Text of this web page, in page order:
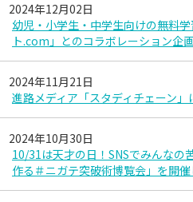
2024年12月02日
幼児・小学生・中学生向けの無料
ト.com」とのコラボレーション企
2024年11月21日
進路メディア「スタディチェーン
2024年10月30日
10/31は天才の日！SNSでみんなの
作る＃ニガテ突破術博覧会」を開